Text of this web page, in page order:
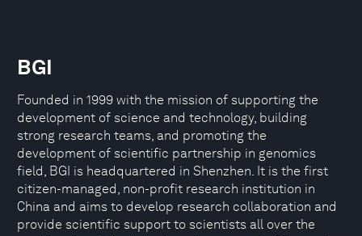
BGI
Founded in 1999 with the mission of supporting the
development of science and technology, building
strong research teams, and promoting the
development of scientific partnership in genomics
field, BGI is headquartered in Shenzhen. It is the first
citizen-managed, non-profit research institution in
China and aims to develop research collaboration and
provide scientific support to scientists all over the